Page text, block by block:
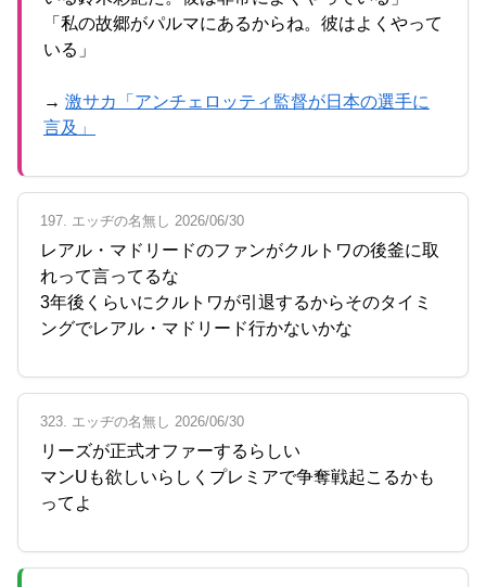
「私の故郷がパルマにあるからね。彼はよくやって
いる」
→ 激サカ「アンチェロッティ監督が日本の選手に
言及」
197. エッヂの名無し 2026/06/30
レアル・マドリードのファンがクルトワの後釜に取
れって言ってるな
3年後くらいにクルトワが引退するからそのタイミ
ングでレアル・マドリード行かないかな
323. エッヂの名無し 2026/06/30
リーズが正式オファーするらしい
マンUも欲しいらしくプレミアで争奪戦起こるかも
ってよ